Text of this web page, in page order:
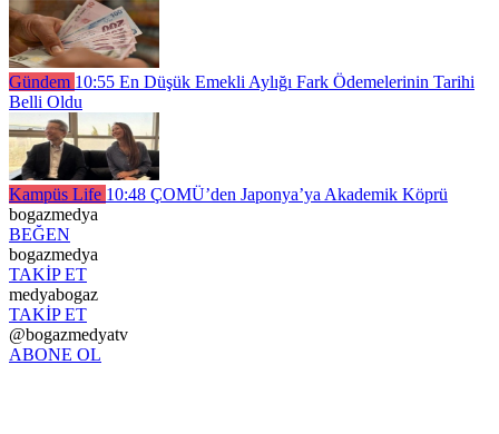
Gündem 10:55 En Düşük Emekli Aylığı Fark Ödemelerinin Tarihi
Belli Oldu
Kampüs Life 10:48 ÇOMÜ’den Japonya’ya Akademik Köprü
bogazmedya
BEĞEN
bogazmedya
TAKİP ET
medyabogaz
TAKİP ET
@bogazmedyatv
ABONE OL